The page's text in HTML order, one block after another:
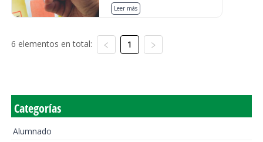
Leer más
6 elementos en total: 1
Categorías
Alumnado